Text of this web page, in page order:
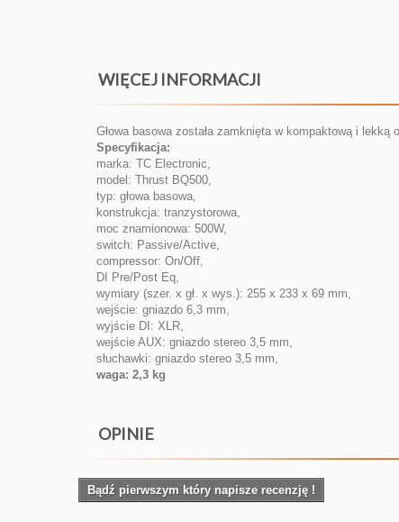
WIĘCEJ INFORMACJI
Głowa basowa została zamknięta w kompaktową i
Specyfikacja:
marka: TC Electronic,
model: Thrust BQ500,
typ: głowa basowa,
konstrukcja: tranzystorowa,
moc znamionowa: 500W,
switch: Passive/Active,
compressor: On/Off,
DI Pre/Post Eq,
wymiary (szer. x gł. x wys.): 255 x 233 x 69 mm,
wejście: gniazdo 6,3 mm,
wyjście DI: XLR,
wejście AUX: gniazdo stereo 3,5 mm,
słuchawki: gniazdo stereo 3,5 mm,
waga: 2,3 kg
OPINIE
Bądź pierwszym który napisze recenzję !